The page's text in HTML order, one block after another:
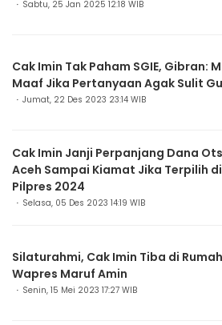
Sabtu, 25 Jan 2025 12:18 WIB
Cak Imin Tak Paham SGIE, Gibran:
Maaf Jika Pertanyaan Agak Sulit
Jumat, 22 Des 2023 23:14 WIB
Cak Imin Janji Perpanjang Dana
Aceh Sampai Kiamat Jika Terpilih di
Pilpres 2024
Selasa, 05 Des 2023 14:19 WIB
Silaturahmi, Cak Imin Tiba di
Wapres Maruf Amin
Senin, 15 Mei 2023 17:27 WIB